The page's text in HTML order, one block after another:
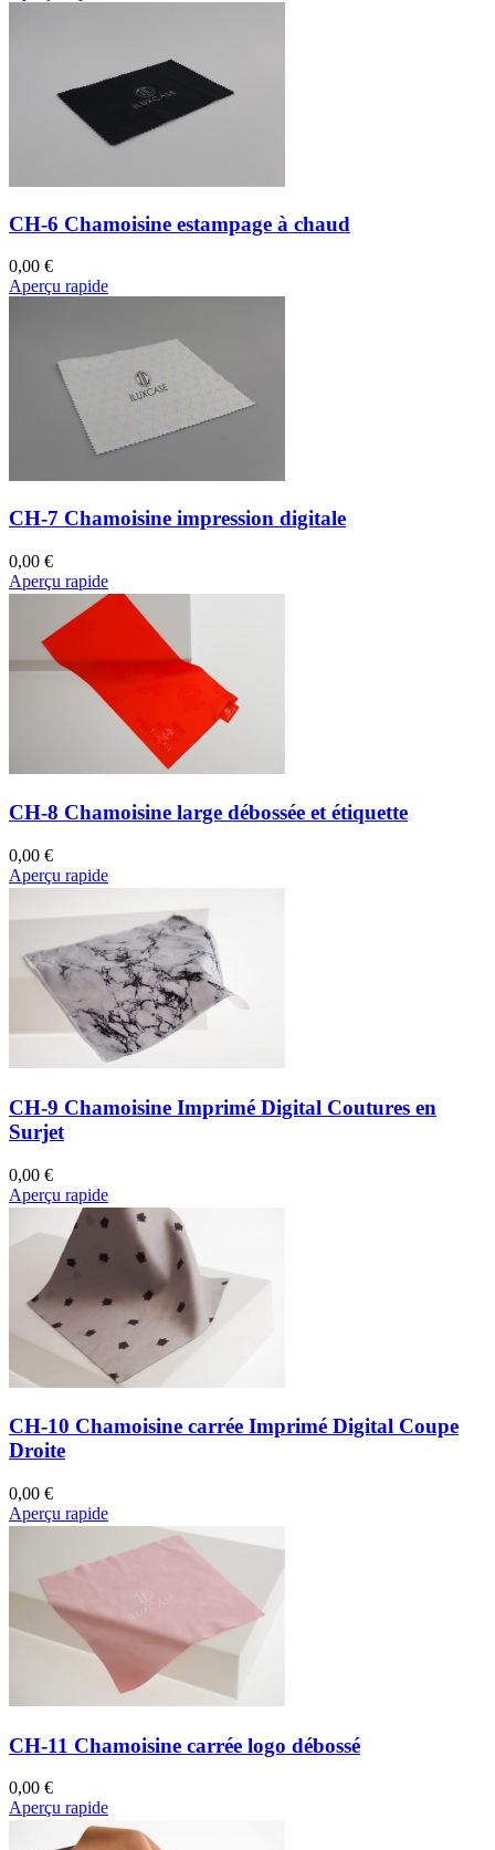
CH-6 Chamoisine estampage à chaud
0,00 €
Aperçu rapide
CH-7 Chamoisine impression digitale
0,00 €
Aperçu rapide
CH-8 Chamoisine large débossée et étiquette
0,00 €
Aperçu rapide
CH-9 Chamoisine Imprimé Digital Coutures en
Surjet
0,00 €
Aperçu rapide
CH-10 Chamoisine carrée Imprimé Digital Coupe
Droite
0,00 €
Aperçu rapide
CH-11 Chamoisine carrée logo débossé
0,00 €
Aperçu rapide